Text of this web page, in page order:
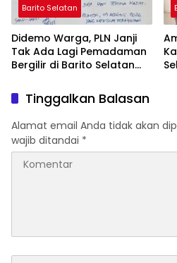
Barito Selatan
Didemo Warga, PLN Janji
Tak Ada Lagi Pemadaman
Bergilir di Barito Selatan
Tinggalkan Balasan
Alamat email Anda tidak akan
wajib ditandai *